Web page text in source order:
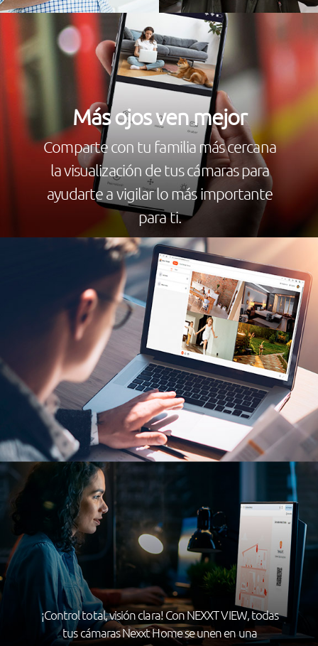
Más ojos ven mejor
Comparte con tu familia más cercana
la visualización de tus cámaras para
ayudarte a vigilar lo más importante
para ti.
¡Control total, visión clara! Con NEXXT VIEW, todas
tus cámaras Nexxt Home se unen en una